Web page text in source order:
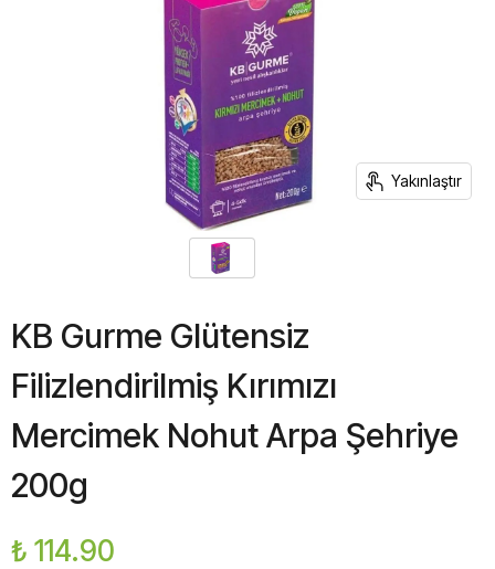
Yakınlaştır
KB Gurme Glütensiz
Filizlendirilmiş Kırımızı
Mercimek Nohut Arpa Şehriye
200g
₺ 114.90